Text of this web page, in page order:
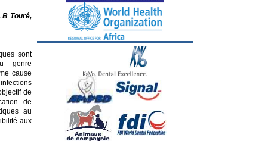
B Touré,
sont
genre
cause
de
de
au
aux